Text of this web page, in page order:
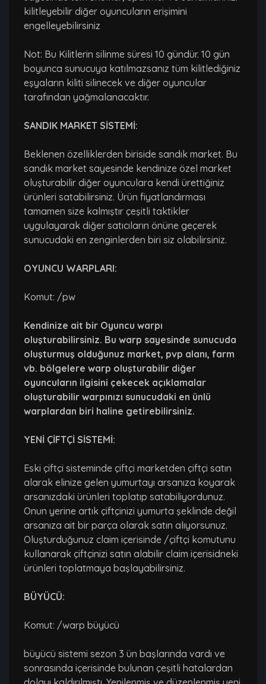
kilitleyebilir diğer oyuncuların erişimini
engelleyebilirsiniz
Not: Bu Kilitlerin silinme süresi 10 gündür. 10 gün
boyunca sunucuya katılmazsanız tüm kilitlediğiniz
eşyaların kiliti silinecek ve diğer oyuncular
tarafından yağmalanacaktır.
SANDIK MARKET SİSTEMİ:
Beklenen özelliklerden biriside sandık market. Bu
sandık market sayesinde kendinize özel market
oluşturabilir diğer oyunculara kendi ürettiğiniz
ürünleri satabilirsiniz. Ürün fiyatlandırması
tamamen size kalmıştır çeşitli taktikler
uygulayarak diğer satıcıların önüne geçerek
sunucudaki en zenginlerden biri siz olabilirsiniz.
OYUNCU WARPLARI:
Komut: /pw
Kendinize ait bir Oyuncu warpı
oluşturabilirsiniz. Bu warp sayesinde sunucuda
oluşturmuş olduğunuz market, pvp alanı, farm
vb. bölgelere warp oluşturabilir diğer
oyuncuların ilgisini çekecek açıklamalar
oluşturabilir warpınızı sunucudaki en ünlü
warplardan biri haline getirebilirsiniz.
YENİ ÇİFTÇİ SİSTEMİ:
Eski çiftçi sisteminde çiftçi marketden çiftçi satın
alarak elinize gelen yumurtayı arsanıza koyarak
arsanızdaki ürünleri toplatıp satabiliyordunuz.
Onun yerine artık çiftçinizi yumurta şeklinde değil
arsanıza ait bir parça olarak satın alıyorsunuz.
Oluşturduğunuz claim içerisinde /çiftçi komutunu
kullanarak çiftçinizi satın alabilir claim içerisidneki
ürünleri toplatmaya başlayabilirsiniz.
BÜYÜCÜ:
Komut: /warp büyücü
büyücü sistemi sezon 3 ün başlarında vardı ve
sonrasında içerisinde bulunan çeşitli hatalardan